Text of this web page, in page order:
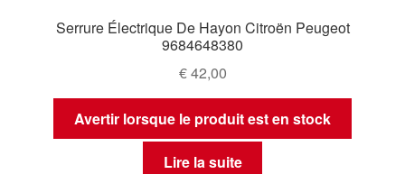
Serrure Électrique De Hayon Citroën Peugeot
9684648380
€42,00
Avertir lorsque le produit est en stock
Lire la suite